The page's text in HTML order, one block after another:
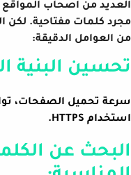
العديد من أصحاب
مجرد كلمات مفتاحية.
من العوامل الدقيقة:
تحسين البنية
سرعة تحميل الصفحات،
استخدام HTTPS.
البحث عن